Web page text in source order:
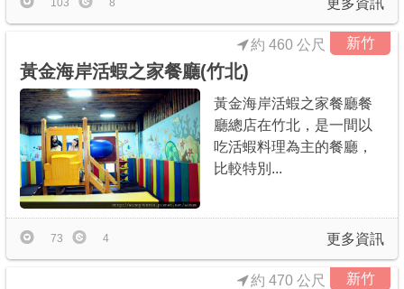
更多資訊
103 8
新竹
黃金海岸活蝦之家餐廳(竹北)
約 460 公尺
黃金海岸活蝦之家餐廳餐
廳總店在竹北，是一間以
吃活蝦料理為主的餐廳，
比較特別...
更多資訊
73 4
新竹
約 470 公尺